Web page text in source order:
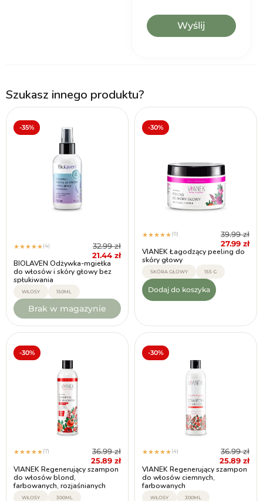
Szukasz innego produktu?
-35%
★★★★★(4) 32.99zł
21.44 zł
BIOLAVEN Odżywka-mgiełka
do włosów i skóry głowy bez
spłukiwania
WŁOSY 150ML
Brak w magazynie
-30%
★★★★★(11) 39.99zł
27.99 zł
VIANEK Łagodzący peeling do
skóry głowy
SKÓRA GŁOWY 155 G
Dodaj do koszyka
-30%
★★★★★(7) 36.99zł
25.89 zł
VIANEK Regenerujący szampon
do włosów blond,
farbowanych, rozjaśnianych
WŁOSY 300ML
-30%
★★★★★(4) 36.99zł
25.89 zł
VIANEK Regenerujący szampon
do włosów ciemnych,
farbowanych
WŁOSY 300ML